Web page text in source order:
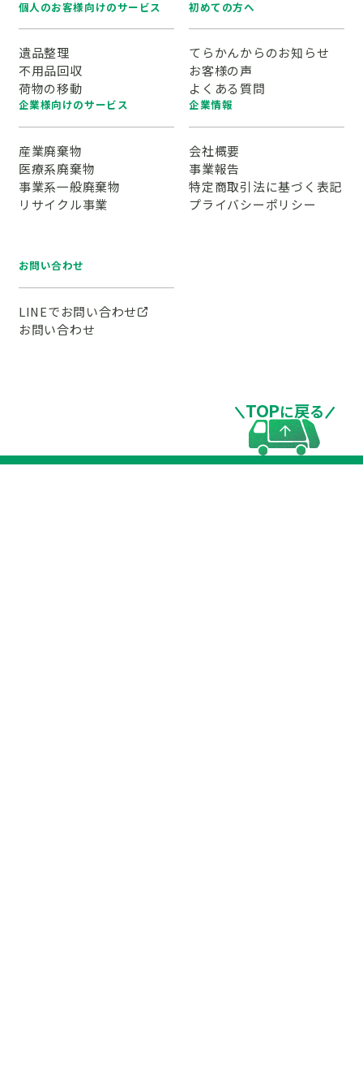
個人のお客様向けのサービス
遺品整理
不用品回収
荷物の移動
企業様向けのサービス
産業廃棄物
医療系廃棄物
事業系一般廃棄物
リサイクル事業
初めての方へ
てらかんからのお知らせ
お客様の声
よくある質問
企業情報
会社概要
事業報告
特定商取引法に基づく表記
プライバシーポリシー
お問い合わせ
LINEでお問い合わせ
お問い合わせ
TOPに戻る